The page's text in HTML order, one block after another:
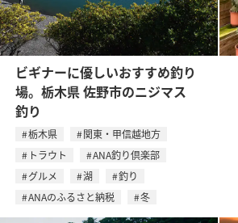
ビギナーに優しいおすすめ釣り
場。栃木県 佐野市のニジマス
釣り
栃木県
関東・甲信越地方
トラウト
ANA釣り倶楽部
グルメ
湖
釣り
ANAのふるさと納税
冬